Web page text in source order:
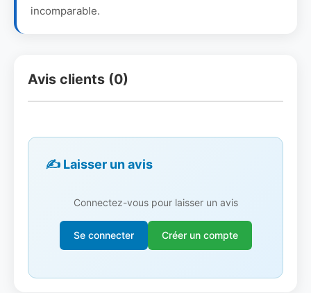
incomparable.
Avis clients (0)
✍️ Laisser un avis
Connectez-vous pour laisser un avis
Se connecter Créer un compte